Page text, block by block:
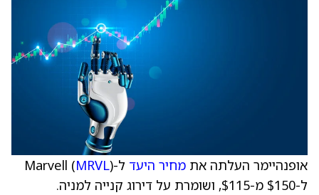
אופנהיימר העלתה את מחיר היעד ל-Marvell ( MRVL)
ל-$150 מ-$115, ושומרת על דירוג קנייה למניה.